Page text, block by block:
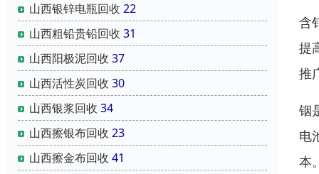
山西银锌电瓶回收 22
山西粗铅贵铅回收 31
山西阳极泥回收 37
山西活性炭回收 30
山西银浆回收 34
山西擦银布回收 23
山西擦金布回收 41
含
提
推
铟
电
本